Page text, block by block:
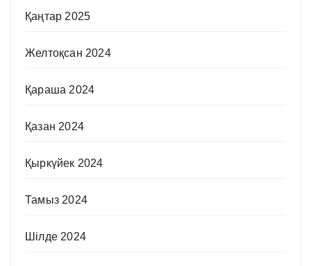
Қаңтар 2025
Желтоқсан 2024
Қараша 2024
Қазан 2024
Қыркүйек 2024
Тамыз 2024
Шілде 2024